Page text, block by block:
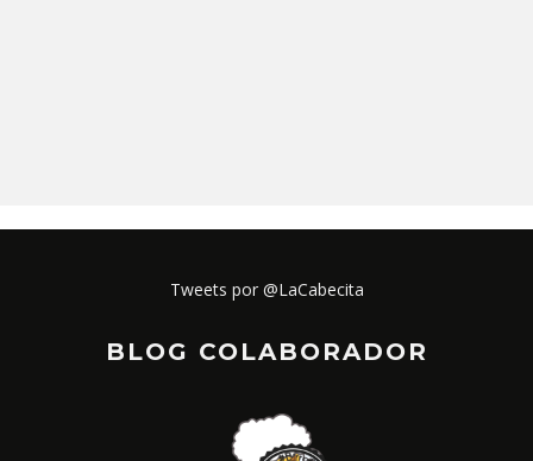
Tweets por @LaCabecita
BLOG COLABORADOR